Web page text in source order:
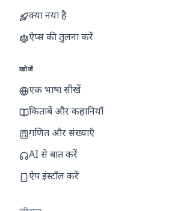
क्या नया है
ऐप्स की तुलना करें
खोजें
एक भाषा सीखें
किताबें और कहानियाँ
गणित और संख्याएँ
AI से बात करें
ऐप इंस्टॉल करें